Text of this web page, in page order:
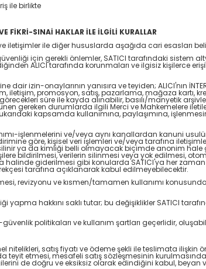
ile birlikte
FİKRİ-SINAİ HAKLAR İLE İLGİLİ KURALLAR
iletişimler ile diğer hususlarda aşağıda cari esasları
güvenliği için gerekli önlemler, SATICI tarafındaki
ALICI tarafında korunmaları ve ilgisiz kişilerce
dair izin-onaylarının yanısıra ve teyiden; ALICI'nın
iletişim, promosyon, satış, pazarlama, mağaza kartı,
süre ile kayda alınabilir, basılı/manyetik
gereken durumlarda ilgili Merci ve Mahkemelere
kapsamda kullanımına, paylaşımına,
işlenmelerini ve/veya aynı kanallardan kanuni
göre, kişisel veri işlemleri ve/veya tarafına
ya da kimliği belli olmayacak biçimde anonim hale
bildirilmesi, verilerin silinmesi veya yok edilmesi,
halinde giderilmesi gibi konularda SATICI'ya her
tarafına açıklanarak kabul edilmeyebilecektir.
revizyonu ve kısmen/tamamen kullanımı
yapma hakkını saklı tutar; bu değişiklikler SATICI
güvenlik politikaları ve kullanım şartları geçerlidir,
nitelikleri, satış fiyatı ve ödeme şekli ile teslimata
teyit etmesi, mesafeli satış sözleşmesinin
de doğru ve eksiksiz olarak edindiğini kabul, beyan